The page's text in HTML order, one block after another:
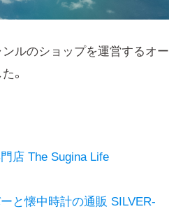
ルのショップを運営するオー
。
店 The Sugina Life
と懐中時計の通販 SILVER-